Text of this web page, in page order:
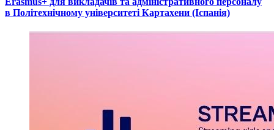
в Політехнічному університеті Картахени (Іспанія)